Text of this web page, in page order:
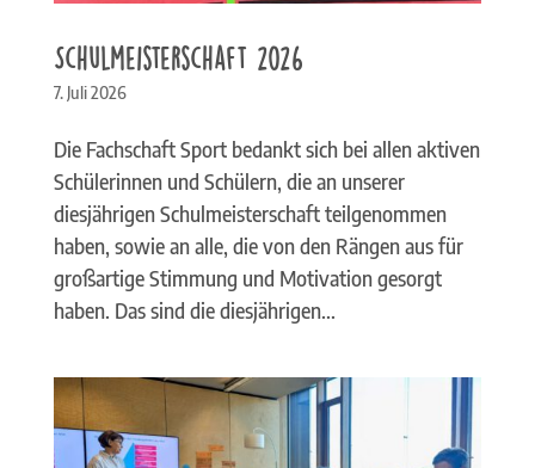
Schulmeisterschaft 2026
7. Juli 2026
Die Fachschaft Sport bedankt sich bei allen aktiven
Schülerinnen und Schülern, die an unserer
diesjährigen Schulmeisterschaft teilgenommen
haben, sowie an alle, die von den Rängen aus für
großartige Stimmung und Motivation gesorgt
haben. Das sind die diesjährigen...